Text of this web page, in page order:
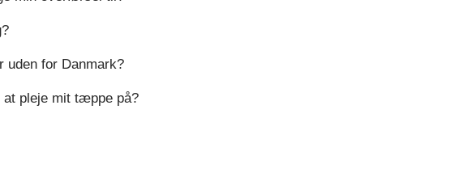
uden for Danmark?
at pleje mit tæppe på?